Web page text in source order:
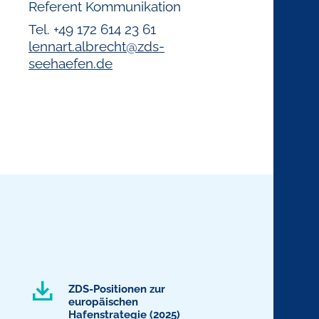
Referent Kommunikation
Tel. +49 172 614 23 61
lennart.albrecht@zds-
seehaefen.de
ZDS-Positionen zur
europäischen
Hafenstrategie (2025)